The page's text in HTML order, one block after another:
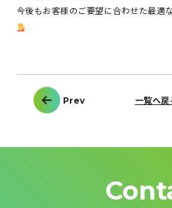
今後もお客様のご要望に合わせた最適
投
稿
ー
Prev 一覧へ戻